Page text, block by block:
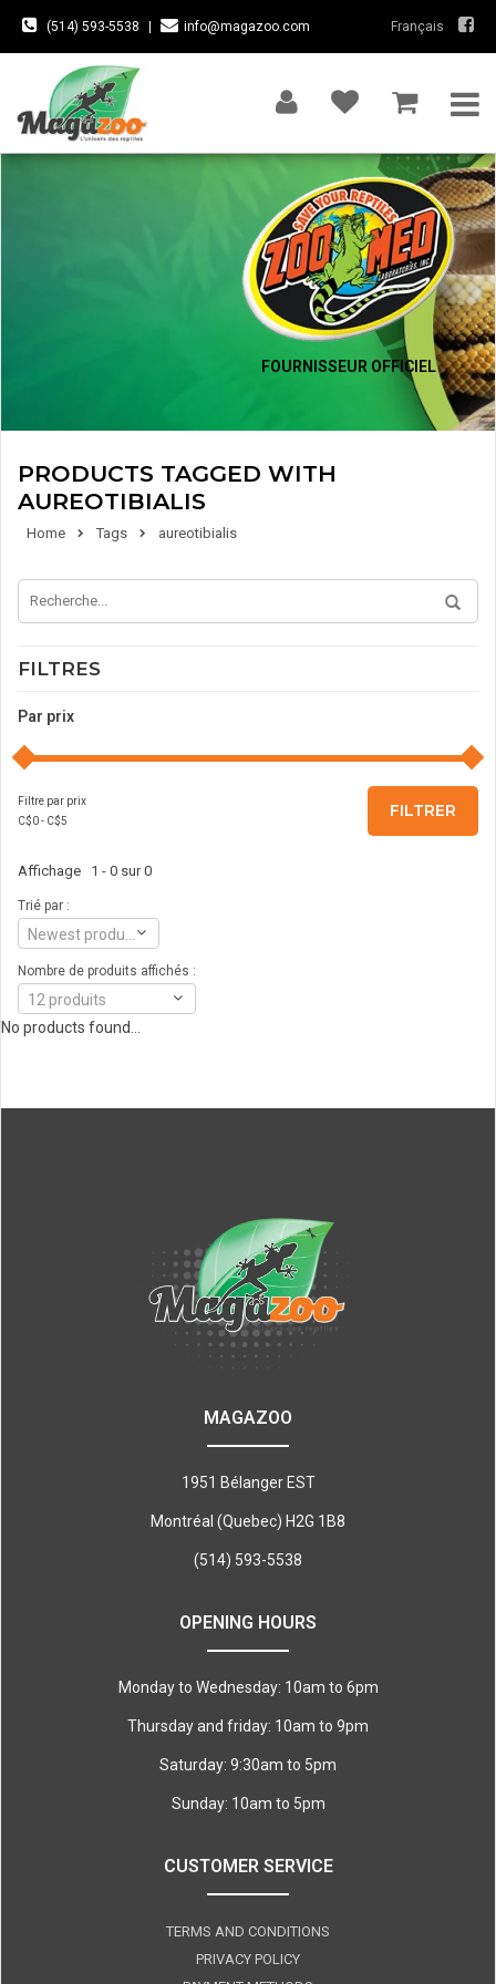
(514) 593-5538 info@magazoo.com Français
FOURNISSEUR OFFICIEL
PRODUCTS TAGGED WITH
AUREOTIBIALIS
Home Tags aureotibialis
FILTRES
Par prix
Filtre par prix
C$0- C$5
FILTRER
Affichage 1 - 0 sur 0
Trié par :
Nombre de produits affichés :
12 produits
No products found...
MAGAZOO
1951 Bélanger EST
Montréal (Quebec) H2G 1B8
(514) 593-5538
OPENING HOURS
Monday to Wednesday: 10am to 6pm
Thursday and friday: 10am to 9pm
Saturday: 9:30am to 5pm
Sunday: 10am to 5pm
CUSTOMER SERVICE
TERMS AND CONDITIONS
PRIVACY POLICY